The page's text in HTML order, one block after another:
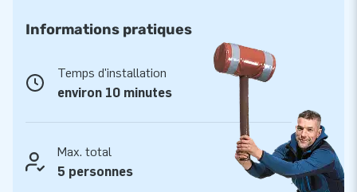
rend adapté à de nombreux lieux différents. À l’intérieur ou à
l’extérieur, pour une utilisation temporaire ou régulière, le
toboggan jungle adventure s’adapte sans effort. Grâce à son
format clair et à son thème jungle reconnaissable, cette
Qualité et service comme vous pouvez l’attendre
de JB Gonflables
Informations pratiques
Temps d'installation
environ 10 minutes
Max. total
5 personnes